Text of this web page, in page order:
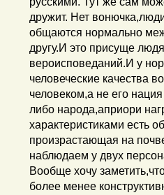
дружит. Нет
общаются нормально
другу.И это присуще
вероисповеданий.И у
человеческие качества
человеком,а не его
либо народа,априори
характеристиками есть
произрастающая на
наблюдаем у двух
Вообще хочу
более менее